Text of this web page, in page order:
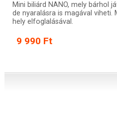
Mini biliárd NANO, mely bárhol
de nyaralásra is magával viheti.
hely elfoglalásával.
9 990 Ft